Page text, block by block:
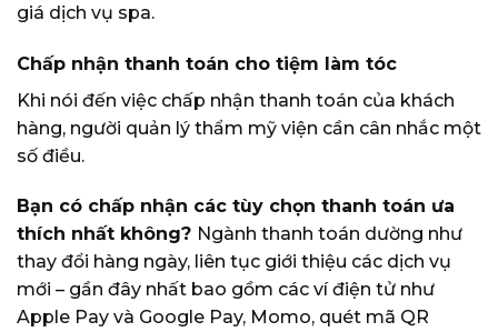
giá dịch vụ spa.
Chấp nhận thanh toán cho tiệm làm tóc
Khi nói đến việc chấp nhận thanh toán của khách
hàng, người quản lý thẩm mỹ viện cần cân nhắc một
số điều.
Bạn có chấp nhận các tùy chọn thanh toán ưa
thích nhất không? Ngành thanh toán dường như
thay đổi hàng ngày, liên tục giới thiệu các dịch vụ
mới – gần đây nhất bao gồm các ví điện tử như
Apple Pay và Google Pay, Momo, quét mã QR